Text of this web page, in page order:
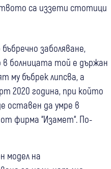
са иззети стотици
заболяване,
болницата той е държан
му бъбрек липсва, а
2020 година, при който
оставен да умре в
фирма “Изамет“. По-
модел на